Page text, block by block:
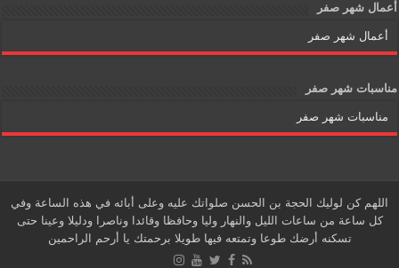
أعمال شهر صفر
أعمال شهر صفر
مناسبات شهر صفر
مناسبات شهر صفر
اللهم كن لوليك الحجة بن الحسن صلواتك عليه وعلى أبائه في هذه الساعة وفي
كل ساعة من ساعات الليل والنهار وليا وحافظا وقائدا وناصرا ودليلا وعينا حتى
تسكنه أرضك طوعا وتمتعه فيها طويلا برحمتك يا أرحم الراحمين